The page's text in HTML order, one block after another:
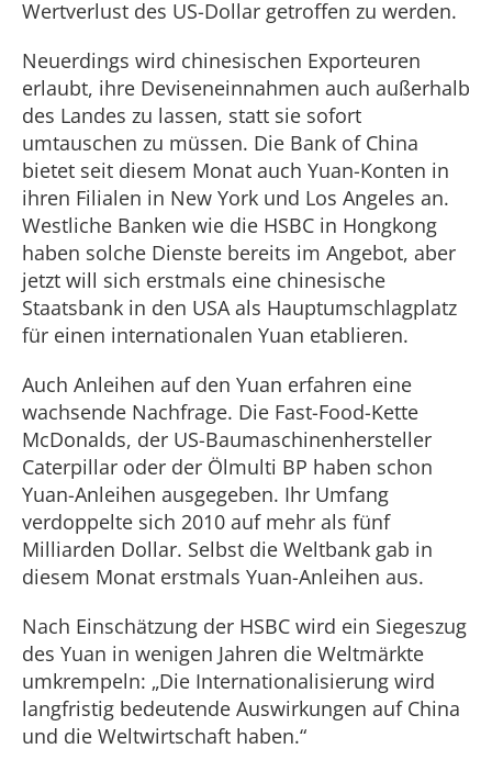
Wertverlust des US-Dollar getroffen zu werden.
Neuerdings wird chinesischen Exporteuren
erlaubt, ihre Deviseneinnahmen auch außerhalb
des Landes zu lassen, statt sie sofort
umtauschen zu müssen. Die Bank of China
bietet seit diesem Monat auch Yuan-Konten in
ihren Filialen in New York und Los Angeles an.
Westliche Banken wie die HSBC in Hongkong
haben solche Dienste bereits im Angebot, aber
jetzt will sich erstmals eine chinesische
Staatsbank in den USA als Hauptumschlagplatz
für einen internationalen Yuan etablieren.
Auch Anleihen auf den Yuan erfahren eine
wachsende Nachfrage. Die Fast-Food-Kette
McDonalds, der US-Baumaschinenhersteller
Caterpillar oder der Ölmulti BP haben schon
Yuan-Anleihen ausgegeben. Ihr Umfang
verdoppelte sich 2010 auf mehr als fünf
Milliarden Dollar. Selbst die Weltbank gab in
diesem Monat erstmals Yuan-Anleihen aus.
Nach Einschätzung der HSBC wird ein Siegeszug
des Yuan in wenigen Jahren die Weltmärkte
umkrempeln: „Die Internationalisierung wird
langfristig bedeutende Auswirkungen auf China
und die Weltwirtschaft haben.“